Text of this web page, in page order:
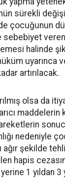
sürekli
çocuğunun
veren
halinde
uyarınca
artırılacak.
olsa da
maddelerin
nedeniyle
ağır şekilde
hapis
1 yıldan 3